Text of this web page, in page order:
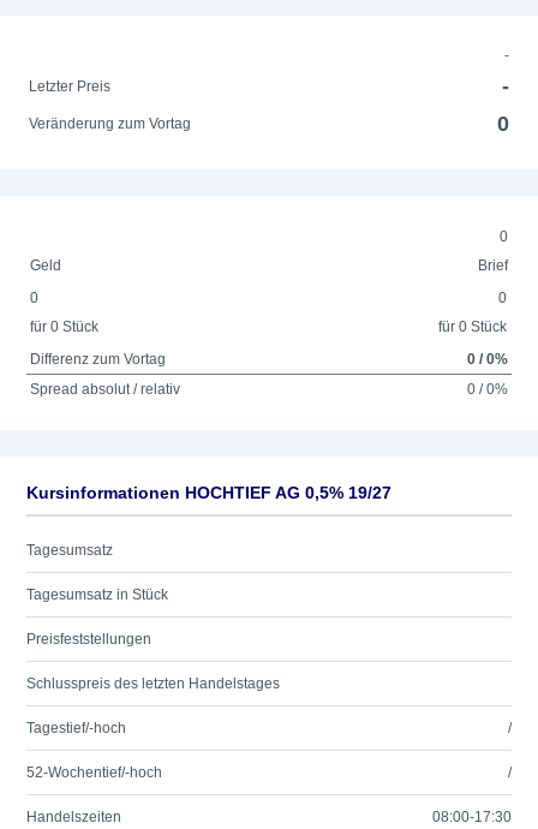
-
Letzter Preis
-
Veränderung zum Vortag 0
0
Geld
Brief
0
für 0 Stück
0
für 0 Stück
Differenz zum Vortag
0 / 0%
Spread absolut / relativ
0 / 0%
Kursinformationen HOCHTIEF AG 0,5% 19/27
Tagesumsatz
Tagesumsatz in Stück
Preisfeststellungen
Schlusspreis des letzten Handelstages
Tagestief/-hoch /
52-Wochentief/-hoch /
Handelszeiten 08:00-17:30